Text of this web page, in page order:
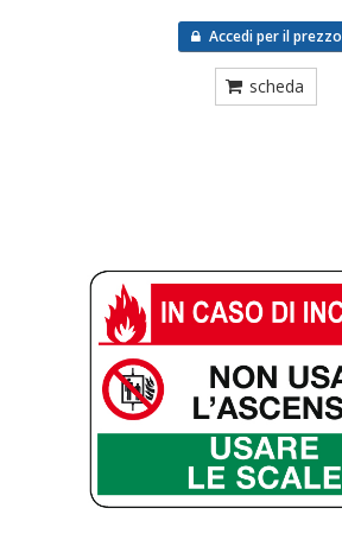
Accedi per il prezzo
scheda